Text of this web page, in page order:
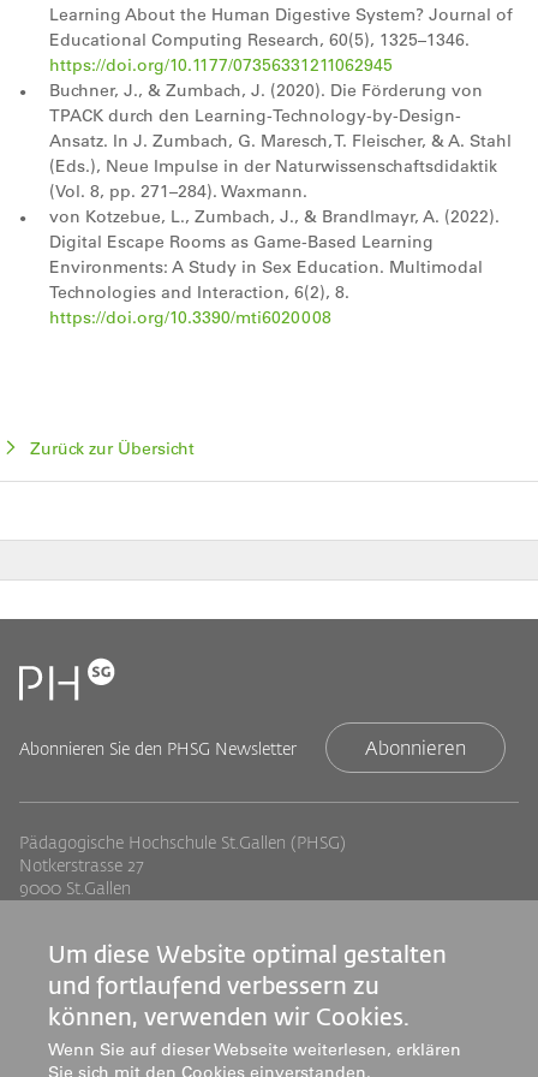
Learning About the Human Digestive System? Journal of
Educational Computing Research, 60(5), 1325–1346.
https://doi.org/10.1177/07356331211062945
Buchner, J., & Zumbach, J. (2020). Die Förderung von
TPACK durch den Learning-Technology-by-Design-
Ansatz. In J. Zumbach, G. Maresch, T. Fleischer, & A. Stahl
(Eds.), Neue Impulse in der Naturwissenschaftsdidaktik
(Vol. 8, pp. 271–284). Waxmann.
von Kotzebue, L., Zumbach, J., & Brandlmayr, A. (2022).
Digital Escape Rooms as Game-Based Learning
Environments: A Study in Sex Education. Multimodal
Technologies and Interaction, 6(2), 8.
https://doi.org/10.3390/mti6020008
Zurück zur Übersicht
Abonnieren Sie den PHSG Newsletter Abonnieren
Pädagogische Hochschule St.Gallen (PHSG)
Notkerstrasse 27
9000 St.Gallen
Footer
Links
Standorte
Jobs
Medien
Footer
rechts
Studium
Weiterbildung
Forschung & Entwicklung
Um diese Website optimal gestalten
und fortlaufend verbessern zu
können, verwenden wir Cookies.
Wenn Sie auf dieser Webseite weiterlesen, erklären
Sie sich mit den Cookies einverstanden.